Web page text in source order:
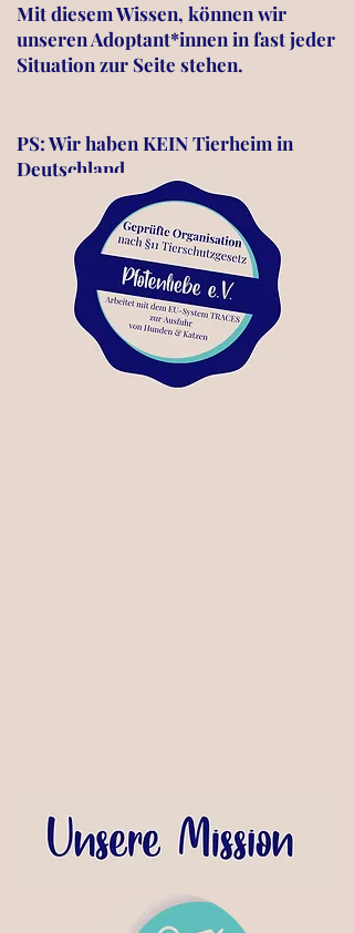
Mit diesem Wissen, können wir
unseren Adoptant*innen in fast jeder
Situation zur Seite stehen.
PS: Wir haben KEIN Tierheim in
Deutschland